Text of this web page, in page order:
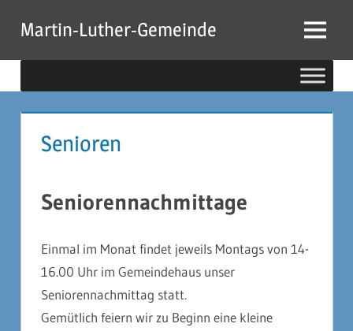
Inhalt
springen
Martin-Luther-Gemeinde Menu
Senioren
Seniorennachmittage
Einmal im Monat findet jeweils Montags von 14-
16.00 Uhr im Gemeindehaus unser
Seniorennachmittag statt.
Gemütlich feiern wir zu Beginn eine kleine